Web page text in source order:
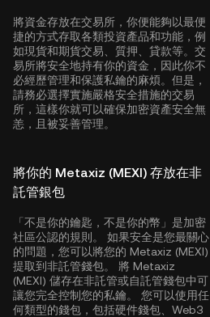
將資金存放在交易所，你便能夠以最便
捷的方式存取各類投資產品和功能，例
如現貨和期貨交易、質押、貸款等。交
易所將安全地持有你的資金，因此你不
必經歷管理和保護私鑰的麻煩。但是，
請務必選擇實施嚴格安全措施的交易
所，這樣你就可以確保加密資產安全無
恙，且被妥善管理。
將你的 Metaxiz (MEXI) 存放在非
託管銀包
「不是你的鑰匙，不是你的幣」是加密
社區公認的規則。 如果安全是您最關心
的問題，您可以將您的 Metaxiz (MEXI)
提取到非託管錢包。 將 Metaxiz
(MEXI) 儲存在非託管或自託管錢包中可
讓您完全控制您的私鑰。 您可以使用任
何類型的錢包，包括硬件錢包、Web3